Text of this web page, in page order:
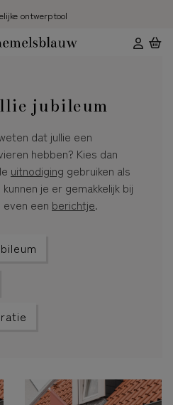
ontwerptool
jubileum
dat jullie een
hebben? Kies dan
uitnodiging gebruiken als
je er gemakkelijk bij
een berichtje.